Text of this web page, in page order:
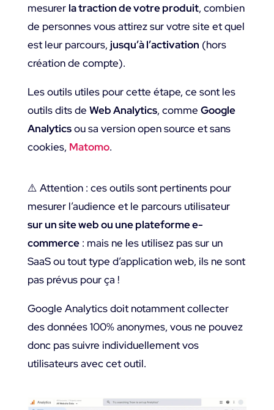
mesurer la traction de votre produit, combien
de personnes vous attirez sur votre site et quel
est leur parcours, jusqu’à l’activation (hors
création de compte).
Les outils utiles pour cette étape, ce sont les
outils dits de Web Analytics, comme Google
Analyticsou sa version open source et sans
cookies, Matomo.
⚠️ Attention : ces outils sont pertinents pour
mesurer l’audience et le parcours utilisateur
sur un site web ou une plateforme e-
commerce: mais ne les utilisez pas sur un
SaaS ou tout type d’application web, ils ne sont
pas prévus pour ça !
Google Analytics doit notamment collecter
des données 100% anonymes, vous ne pouvez
donc pas suivre individuellement vos
utilisateurs avec cet outil.